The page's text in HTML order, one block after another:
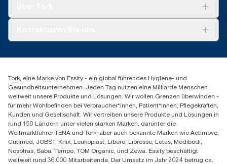
Spenderreklamation
+43 (0) 8 10-22 00 84
Essity Austria Vertriebs GmbH
Am Europlatz 2
1120 Wien
Mo-Do 8:00-16:30 | Fr 8:00-15:00
GLN: 9011111000026
Tork, eine Marke von Essity - ein global führendes Hygiene- und
Gesundheitsunternehmen. Jeden Tag nutzen eine Milliarde Menschen
weltweit unsere Produkte und Lösungen. Wir wollen Grenzen überwinden -
für mehr Wohlbefinden bei Verbraucher*innen, Patient*innen, Pflegekräften,
Kunden und Gesellschaft. Wir vertreiben unsere Produkte und Lösungen in
rund 150 Ländern unter vielen starken Marken, darunter die
Weltmarktführer TENA und Tork, aber auch bekannte Marken wie Actimove,
Cutimed, JOBST, Knix, Leukoplast, Libero, Libresse, Lotus, Modibodi,
Nosotras, Saba, Tempo, TOM Organic, und Zewa. Essity beschäftigt
weltweit rund 36.000 Mitarbeitende. Der Umsatz im Jahr 2024 betrug ca.